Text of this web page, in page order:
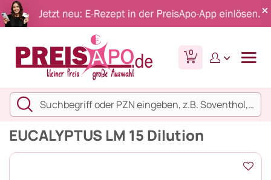
0
EUCALYPTUS LM 15 Dilution